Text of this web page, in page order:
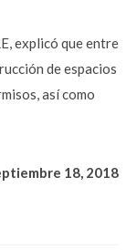
explicó que entre
de espacios
así como
18, 2018